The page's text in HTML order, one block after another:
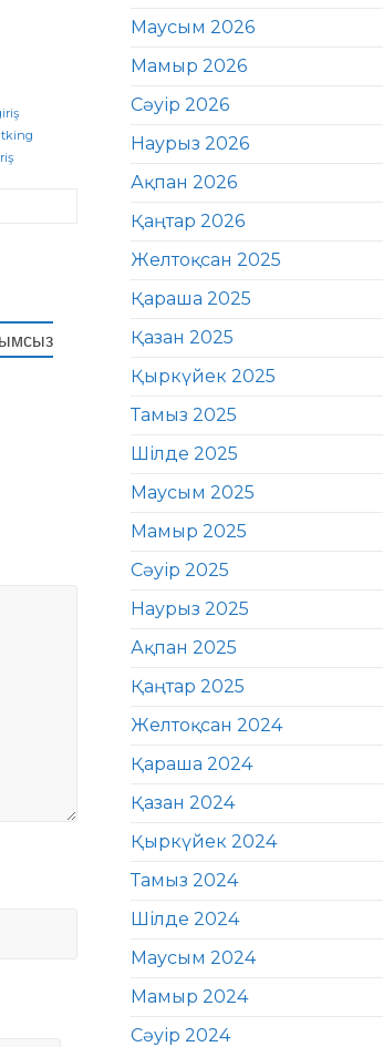
Маусым 2026
Мамыр 2026
Сәуір 2026
Наурыз 2026
Ақпан 2026
Қаңтар 2026
Желтоқсан 2025
Қараша 2025
Қазан 2025
Қыркүйек 2025
Тамыз 2025
Шілде 2025
Маусым 2025
Мамыр 2025
Сәуір 2025
Наурыз 2025
Ақпан 2025
Қаңтар 2025
Желтоқсан 2024
Қараша 2024
Қазан 2024
Қыркүйек 2024
Тамыз 2024
Шілде 2024
Маусым 2024
Мамыр 2024
Сәуір 2024